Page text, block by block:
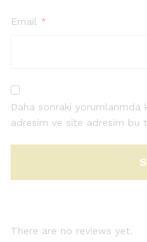
Email *
Daha sonraki yorumlarımda
adresim ve site adresim bu
There are no reviews yet.